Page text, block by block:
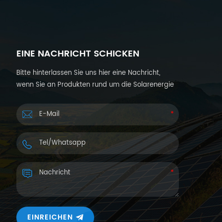
EINE NACHRICHT SCHICKEN
Bitte hinterlassen Sie uns hier eine Nachricht,
wenn Sie an Produkten rund um die Solarenergie
wünschen. Wir werden Ihnen innerhalb von 24
Stunden antworten.
EINREICHEN